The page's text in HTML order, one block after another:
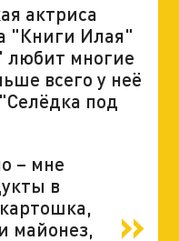
актриса
"Книги Илая"
любит многие
всего у неё
под
– мне
в
майонез,